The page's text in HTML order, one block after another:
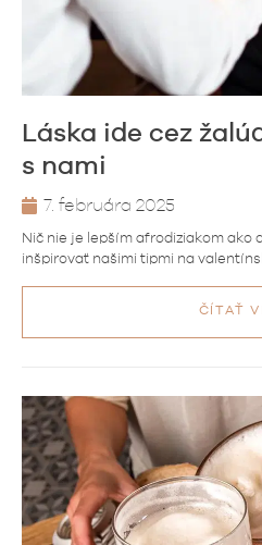
Láska ide cez
s nami
7. februára 2025
Nič nie je lepším afrodiziakom ako
inšpirovať našimi tipmi na
ČÍTAŤ